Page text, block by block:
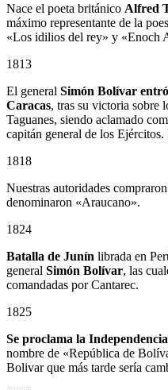
Nace el poeta británico Alfred
máximo representante de la
«Los idilios del rey» y «Enoch
1813
El general Simón Bolívar
Caracas, tras su victoria sobre
Taguanes, siendo aclamado
capitán general de los
1818
Nuestras autoridades
denominaron «Araucano».
1824
Batalla de Junín librada en
general Simón Bolívar, las
comandadas por Cantarec.
1825
Se proclama la
nombre de «República de
Bolivar que más tarde sería